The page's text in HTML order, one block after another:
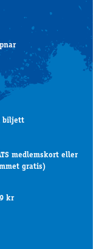
biljett
medlemskort eller
gratis)
kr